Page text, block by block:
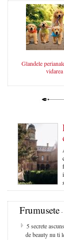
Glandele
Frumusete
5 secrete
de beauty nu ti